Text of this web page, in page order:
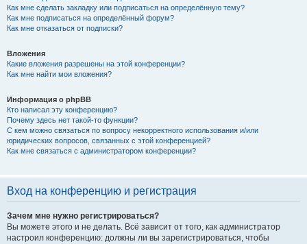
Как мне сделать закладку или подписаться на определённую тему?
Как мне подписаться на определённый форум?
Как мне отказаться от подписки?
Вложения
Какие вложения разрешены на этой конференции?
Как мне найти мои вложения?
Информация о phpBB
Кто написал эту конференцию?
Почему здесь нет такой-то функции?
С кем можно связаться по вопросу некорректного использования и/или
юридических вопросов, связанных с этой конференцией?
Как мне связаться с администратором конференции?
Вход на конференцию и регистрация
Зачем мне нужно регистрироваться?
Вы можете этого и не делать. Всё зависит от того, как администратор
настроил конференцию: должны ли вы зарегистрироваться, чтобы